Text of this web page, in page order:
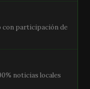
con participación de
noticias locales